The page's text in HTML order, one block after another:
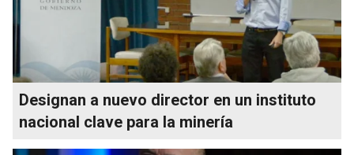
Designan a nuevo director en un instituto
nacional clave para la minería